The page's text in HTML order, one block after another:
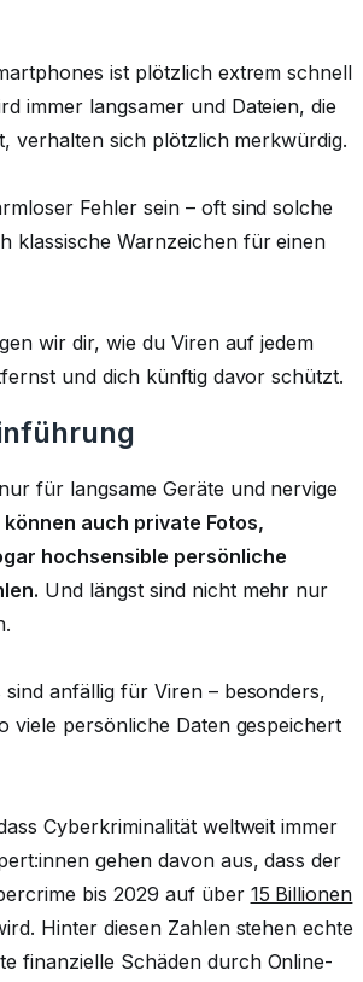
ist plötzlich extrem schnell
immer langsamer und Dateien, die
verhalten sich plötzlich merkwürdig.
Fehler sein – oft sind solche
klassische Warnzeichen für einen
wir dir, wie du Viren auf jedem
und dich künftig davor schützt.
für langsame Geräte und nervige
können auch private Fotos,
hochsensible persönliche
Und längst sind nicht mehr nur
anfällig für Viren – besonders,
viele persönliche Daten gespeichert
Cyberkriminalität weltweit immer
gehen davon aus, dass der
bis 2029 auf über 15 Billionen
Hinter diesen Zahlen stehen echte
finanzielle Schäden durch Online-